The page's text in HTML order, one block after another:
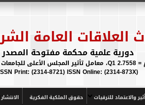
العلاقات العامة
دورية علمية محكمة مفتوحة المصدر
(ISSN Print: (2314-8721) ISSN Online: (2314-873X
والاعتماد للترقيات حقوق الملكية الفكرية